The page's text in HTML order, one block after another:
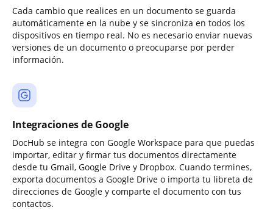
Cada cambio que realices en un documento se guarda
automáticamente en la nube y se sincroniza en todos los
dispositivos en tiempo real. No es necesario enviar nuevas
versiones de un documento o preocuparse por perder
información.
Integraciones de Google
DocHub se integra con Google Workspace para que puedas
importar, editar y firmar tus documentos directamente
desde tu Gmail, Google Drive y Dropbox. Cuando termines,
exporta documentos a Google Drive o importa tu libreta de
direcciones de Google y comparte el documento con tus
contactos.